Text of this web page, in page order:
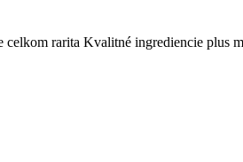
rarita Kvalitné ingrediencie plus